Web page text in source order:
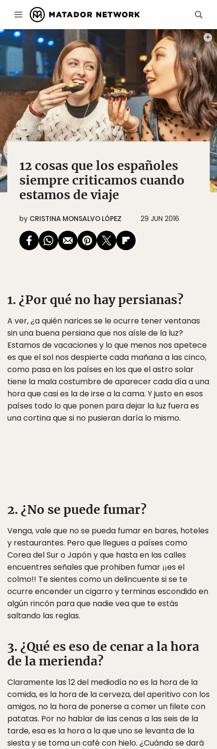
FOTO:
12 cosas que los españoles
siempre criticamos cuando
estamos de viaje
by CRISTINA MONSALVO LÓPEZ 29 JUN 2016
1. ¿Por qué no hay persianas?
A ver, ¿a quién narices se le ocurre tener ventanas
sin una buena persiana que nos aísle de la luz?
Estamos de vacaciones y lo que menos nos apetece
es que el sol nos despierte cada mañana a las cinco,
como pasa en los países en los que el astro solar
tiene la mala costumbre de aparecer cada día a una
hora que casi es la de irse a la cama. Y justo en esos
países todo lo que ponen para dejar la luz fuera es
una cortina que si no pusieran daría lo mismo.
2. ¿No se puede fumar?
Venga, vale que no se pueda fumar en bares, hoteles
y restaurantes. Pero que llegues a países como
Corea del Sur o Japón y que hasta en las calles
encuentres señales que prohiben fumar ¡¡es el
colmo!! Te sientes como un delincuente si se te
ocurre encender un cigarro y terminas escondido en
algún rincón para que nadie vea que te estás
saltando las reglas.
3. ¿Qué es eso de cenar a la hora
de la merienda?
Claramente las 12 del mediodía no es la hora de la
comida, es la hora de la cerveza, del aperitivo con los
amigos, no la hora de ponerse a comer un filete con
patatas. Por no hablar de las cenas a las seis de la
tarde, esa es la hora a la que uno se levanta de la
siesta y se toma un café con hielo. ¿Cuándo se dará